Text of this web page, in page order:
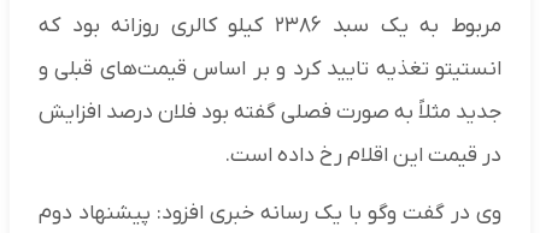
مربوط به یک سبد ۲۳۸۶ کیلو کالری روزانه بود که
انستیتو تغذیه تایید کرد و بر اساس قیمت‌های قبلی و
جدید مثلاً به صورت فصلی گفته بود فلان درصد افزایش
در قیمت این اقلام رخ داده است.
وی در گفت وگو با یک رسانه خبری افزود: پیشنهاد دوم